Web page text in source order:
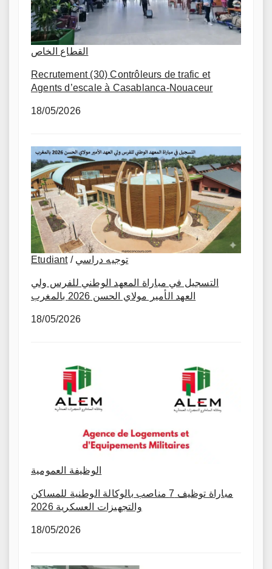
القطاع الخاص
Recrutement (30) Contrôleurs de trafic et
Agents d’escale à Casablanca-Nouaceur
18/05/2026
Etudiant/ توجيه دراسي
التسجيل في مباراة المعهد الوطني للفرس ولي
العهد الأمير مولاي الحسن 2026 بالمغرب
18/05/2026
الوظيفة العمومية
مباراة توظيف 7 مناصب بالوكالة الوطنية للمساكن
والتجهيزات العسكرية 2026
18/05/2026